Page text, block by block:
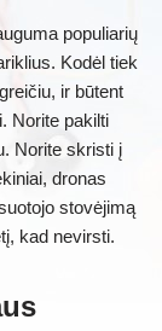
populiarių
Kodėl tiek
ir būtent
Norite pakilti
Norite skristi į
dronas
stovėjimą
kad nevirsti.